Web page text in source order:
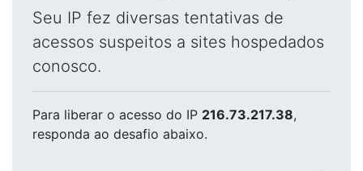
Seu IP fez diversas tentativas de
acessos suspeitos a sites hospedados
conosco.
Para liberar o acesso do IP 216.73.217.38,
responda ao desafio abaixo.